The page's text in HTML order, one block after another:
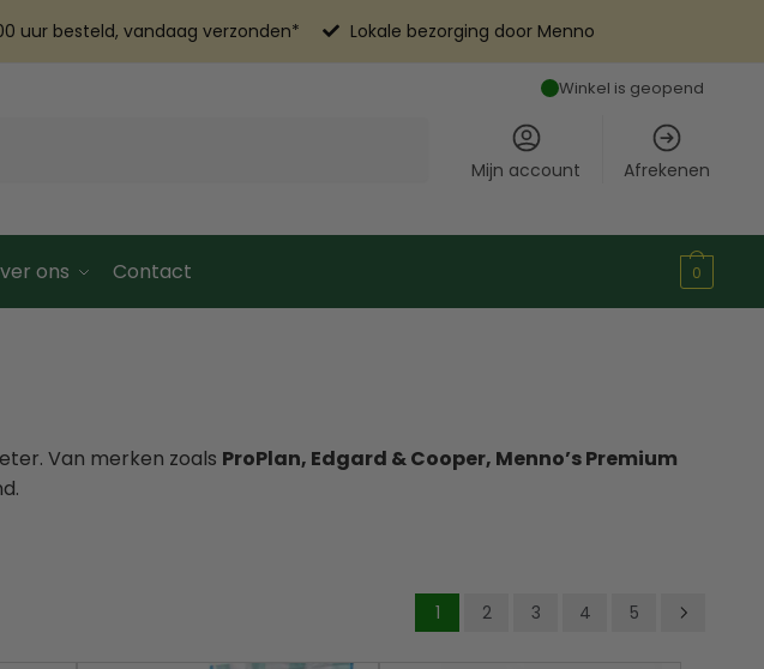
uur besteld, vandaag verzonden* Lokale bezorging door Menno
Winkel is geopend
Mijn account Afrekenen
ons Contact 0
Van merken zoals ProPlan, Edgard & Cooper, Menno’s Premium
1 2 3 4 5